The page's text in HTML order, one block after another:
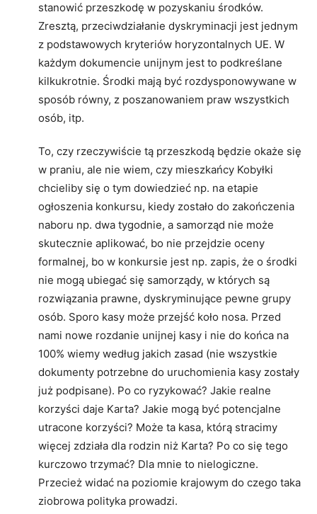
stanowić przeszkodę w pozyskaniu środków.
Zresztą, przeciwdziałanie dyskryminacji jest jednym
z podstawowych kryteriów horyzontalnych UE. W
każdym dokumencie unijnym jest to podkreślane
kilkukrotnie. Środki mają być rozdysponowywane w
sposób równy, z poszanowaniem praw wszystkich
osób, itp.
To, czy rzeczywiście tą przeszkodą będzie okaże się
w praniu, ale nie wiem, czy mieszkańcy Kobyłki
chcieliby się o tym dowiedzieć np. na etapie
ogłoszenia konkursu, kiedy zostało do zakończenia
naboru np. dwa tygodnie, a samorząd nie może
skutecznie aplikować, bo nie przejdzie oceny
formalnej, bo w konkursie jest np. zapis, że o środki
nie mogą ubiegać się samorządy, w których są
rozwiązania prawne, dyskryminujące pewne grupy
osób. Sporo kasy może przejść koło nosa. Przed
nami nowe rozdanie unijnej kasy i nie do końca na
100% wiemy według jakich zasad (nie wszystkie
dokumenty potrzebne do uruchomienia kasy zostały
już podpisane). Po co ryzykować? Jakie realne
korzyści daje Karta? Jakie mogą być potencjalne
utracone korzyści? Może ta kasa, którą stracimy
więcej zdziała dla rodzin niż Karta? Po co się tego
kurczowo trzymać? Dla mnie to nielogiczne.
Przecież widać na poziomie krajowym do czego taka
ziobrowa polityka prowadzi.